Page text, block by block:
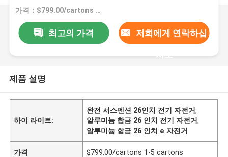
가격：$799.00/cartons 1-5 cartons
최고의 가격 저희에게 연락하십
시오
제품 설명
하이 라이트:
완전 서스펜션 26인치 전기 자전거,
알루미늄 합금 26 인치 전기 자전거,
알루미늄 합금 26 인치 e 자전거
가격 $799.00/cartons 1-5 cartons